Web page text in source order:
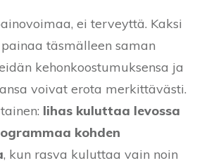
ei terveyttä. Kaksi
täsmälleen saman
kehonkoostumuksensa ja
voivat erota merkittävästi.
lihas kuluttaa levossa
kohden
, kun rasva kuluttaa vain noin